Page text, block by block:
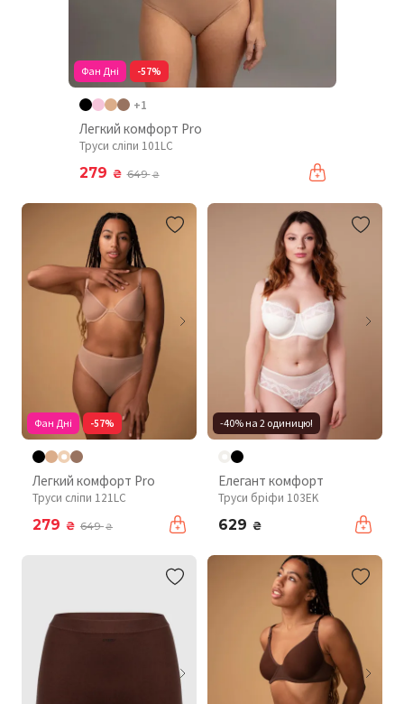
Фан Дні -57%
+1
Легкий комфорт Pro
Труси сліпи 101LC
279 ₴ 649₴
Фан Дні -57%
Легкий комфорт Pro
Труси сліпи 121LC
279 ₴ 649₴
-40% на 2 одиницю!
Елегант комфорт
Труси бріфи 103EK
629 ₴